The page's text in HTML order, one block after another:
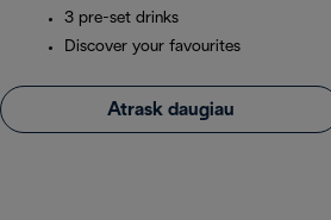
3 pre-set drinks
Discover your favourites
Atrask daugiau